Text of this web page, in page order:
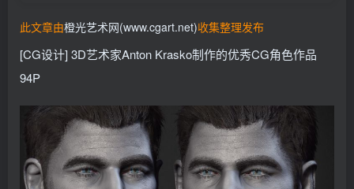
此文章由橙光艺术网(www.cgart.net)收集整理发布
[CG设计] 3D艺术家Anton Krasko制作的优秀CG角色作品
94P
登录
QQ登录